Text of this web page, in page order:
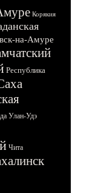
Корякия
на-Амуре
Республика
Улан-Удэ
Чита